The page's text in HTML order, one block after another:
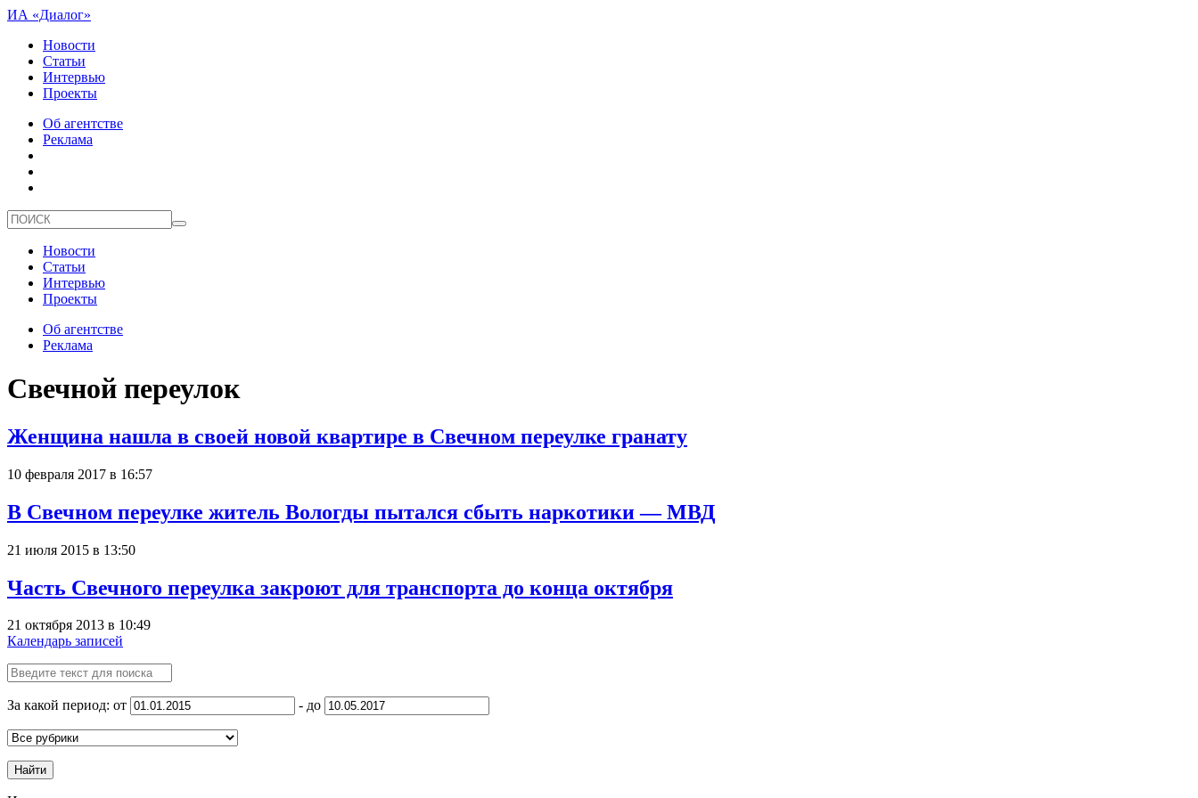
ИА «Диалог»
Новости
Статьи
Интервью
Проекты
Об агентстве
Реклама
Новости
Статьи
Интервью
Проекты
Об агентстве
Реклама
Свечной переулок
Женщина нашла в своей новой квартире в Свечном переулке гранату
10 февраля 2017 в 16:57
В Свечном переулке житель Вологды пытался сбыть наркотики — МВД
21 июля 2015 в 13:50
Часть Свечного переулка закроют для транспорта до конца октября
21 октября 2013 в 10:49
Календарь записей
За какой период: от - до
Найти